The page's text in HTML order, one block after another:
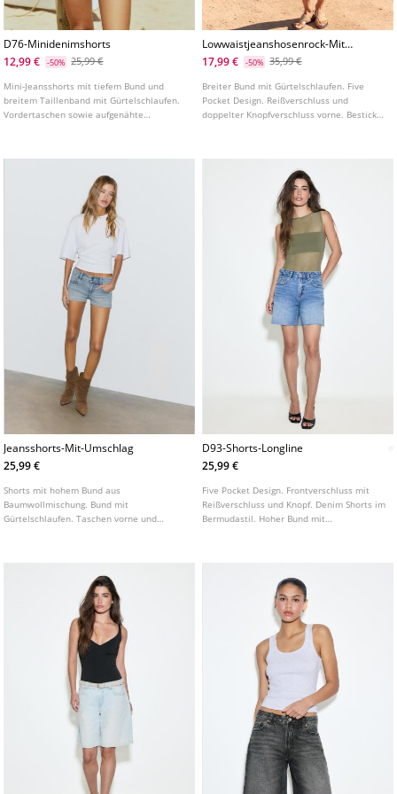
D76-Minidenimshorts
12,99 €
-50% 25,99 €
Mini-Jeansshorts mit tiefem Bund und
breitem Taillenband mit Gürtelschlaufen.
Vordertaschen sowie aufgenähte
Metallknöpfen.
Lowwaistjeanshosenrock-Mit-
Details
17,99 € -50% 35,99 €
Breiter Bund mit Gürtelschlaufen. Five
Pocket Design. Reißverschluss und
doppelter Knopfverschluss vorne. Bestickte
Jeansshorts-Mit-Umschlag
25,99 €
Shorts mit hohem Bund aus
Baumwollmischung. Bund mit
Gürtelschlaufen. Taschen vorne und
verschiedenen Farben erhältlich.
D93-Shorts-Longline
25,99 €
Five Pocket Design. Frontverschluss mit
Reißverschluss und Knopf. Denim Shorts im
Bermudastil. Hoher Bund mit
Farben erhältlich.